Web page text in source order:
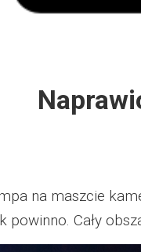
Działkowca 2014
Działkowca 2019
Działkowca 2022
na maszcie
powinno. Cały